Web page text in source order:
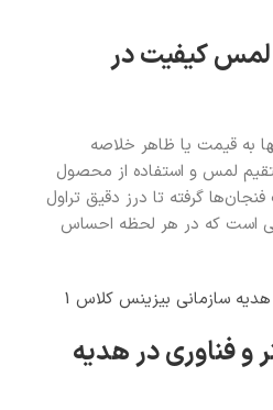
کیفیت در
به قیمت یا ظاهر خلاصه
لمس و استفاده از محصول
گرفته تا درز دقیق تراول
است که در هر لحظه احساس
سازمانی بیزینس کلاس 1
و فناوری در هدیه